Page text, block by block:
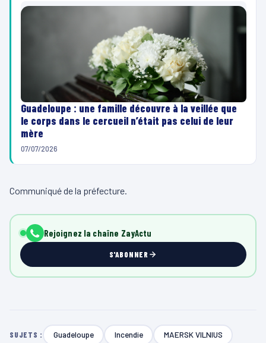
Guadeloupe : une famille découvre à la veillée que
le corps dans le cercueil n’était pas celui de leur
mère
07/07/2026
Communiqué de la préfecture.
Rejoignez la chaîne ZayActu
S'ABONNER
SUJETS : Guadeloupe Incendie MAERSK VILNIUS